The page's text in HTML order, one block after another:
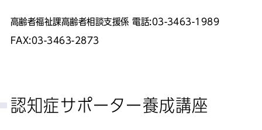
高齢者福祉課高齢者相談支援係 電話:03-3463-1989
FAX:03-3463-2873
認知症サポーター養成講座